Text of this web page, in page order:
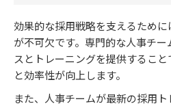
効果的な採用戦略を支えるため
が不可欠です。専門的な人事チ
スとトレーニングを提供するこ
と効率性が向上します。
また、人事チームが最新の採用